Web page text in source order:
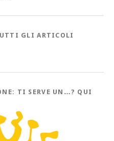
GLI ARTICOLI
TI SERVE UN…? QUI